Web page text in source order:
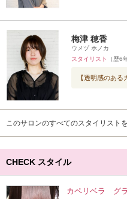
梅津 穂香
ウメヅ ホノカ
スタイリスト
（歴6
【透明感のある
このサロンのすべてのスタイリスト
CHECK スタイル
カペリベラ グラ